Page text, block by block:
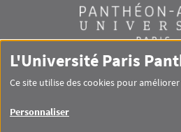
L'Université Paris
Ce site utilise des cookies pour
Personnaliser